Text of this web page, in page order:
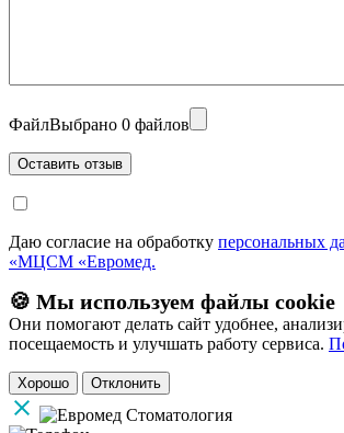
ФайлВыбрано 0 файлов
Даю согласие на обработку персональных
«МЦСМ «Евромед.
🍪 Мы используем файлы cookie
Они помогают делать сайт удобнее,
посещаемость и улучшать работу сервиса.
Хорошо Отклонить